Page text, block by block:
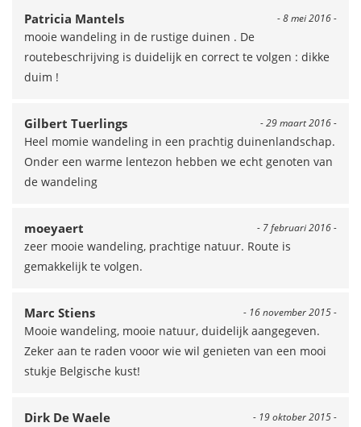
- 8 mei 2016 -
Patricia Mantels
mooie wandeling in de rustige duinen . De
routebeschrijving is duidelijk en correct te volgen : dikke
duim !
- 29 maart 2016 -
Gilbert Tuerlings
Heel momie wandeling in een prachtig duinenlandschap.
Onder een warme lentezon hebben we echt genoten van
de wandeling
- 7 februari 2016 -
moeyaert
zeer mooie wandeling, prachtige natuur. Route is
gemakkelijk te volgen.
- 16 november 2015 -
Marc Stiens
Mooie wandeling, mooie natuur, duidelijk aangegeven.
Zeker aan te raden vooor wie wil genieten van een mooi
stukje Belgische kust!
- 19 oktober 2015 -
Dirk De Waele